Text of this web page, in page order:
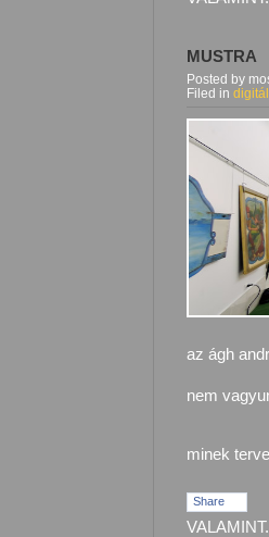
MUSTRA
Posted by
Filed in
az ágh
nem
minek
Share